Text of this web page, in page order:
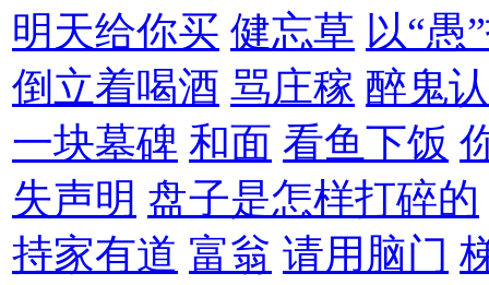
明天给你买 健忘草 以“愚
倒立着喝酒 骂庄稼 醉鬼
一块墓碑 和面 看鱼下饭
失声明 盘子是怎样打碎的
持家有道 富翁 请用脑门